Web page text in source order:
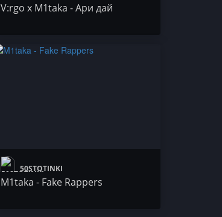
V:rgo x M1taka - Ари дай
50STOTINKI
M1taka - Fake Rappers